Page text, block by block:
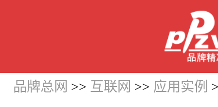
品牌总网 >> 互联网 >> 应用实例